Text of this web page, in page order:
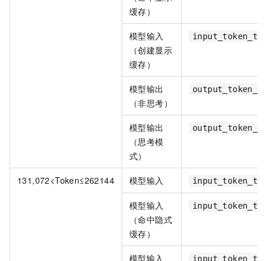
缓存）
模型输入
（创建显示
缓存）
模型输出
（非思考）
模型输出
（思考模
式）
131,072<Token≤262144 模型输入
模型输入
（命中隐式
缓存）
模型输入